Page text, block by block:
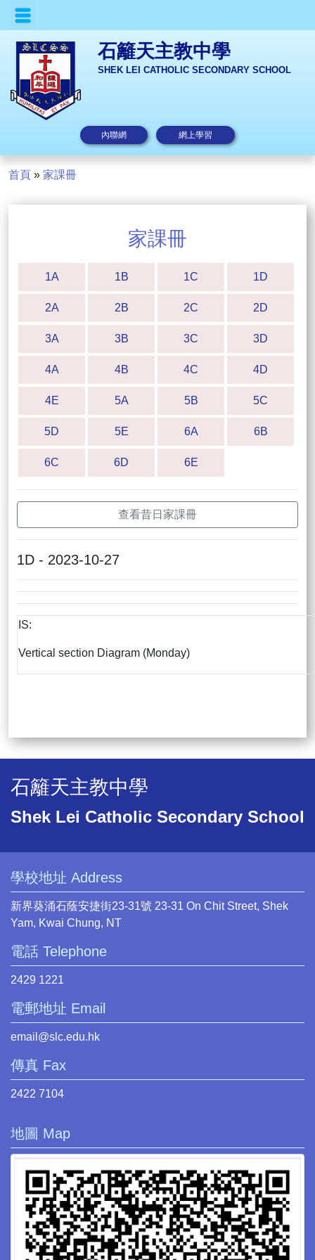
石籬天主教中學
SHEK LEI CATHOLIC SECONDARY SCHOOL
內聯網 網上學習
首頁 » 家課冊
家課冊
1A 1B 1C 1D
2A 2B 2C 2D
3A 3B 3C 3D
4A 4B 4C 4D
4E 5A 5B 5C
5D 5E 6A 6B
6C 6D 6E
查看昔日家課冊
1D - 2023-10-27
IS:
Vertical section Diagram (Monday)
石籬天主教中學
Shek Lei Catholic Secondary School
學校地址 Address
新界葵涌石蔭安捷街23-31號 23-31 On Chit Street, Shek
Yam, Kwai Chung, NT
電話 Telephone
2429 1221
電郵地址 Email
email@slc.edu.hk
傳真 Fax
2422 7104
地圖 Map